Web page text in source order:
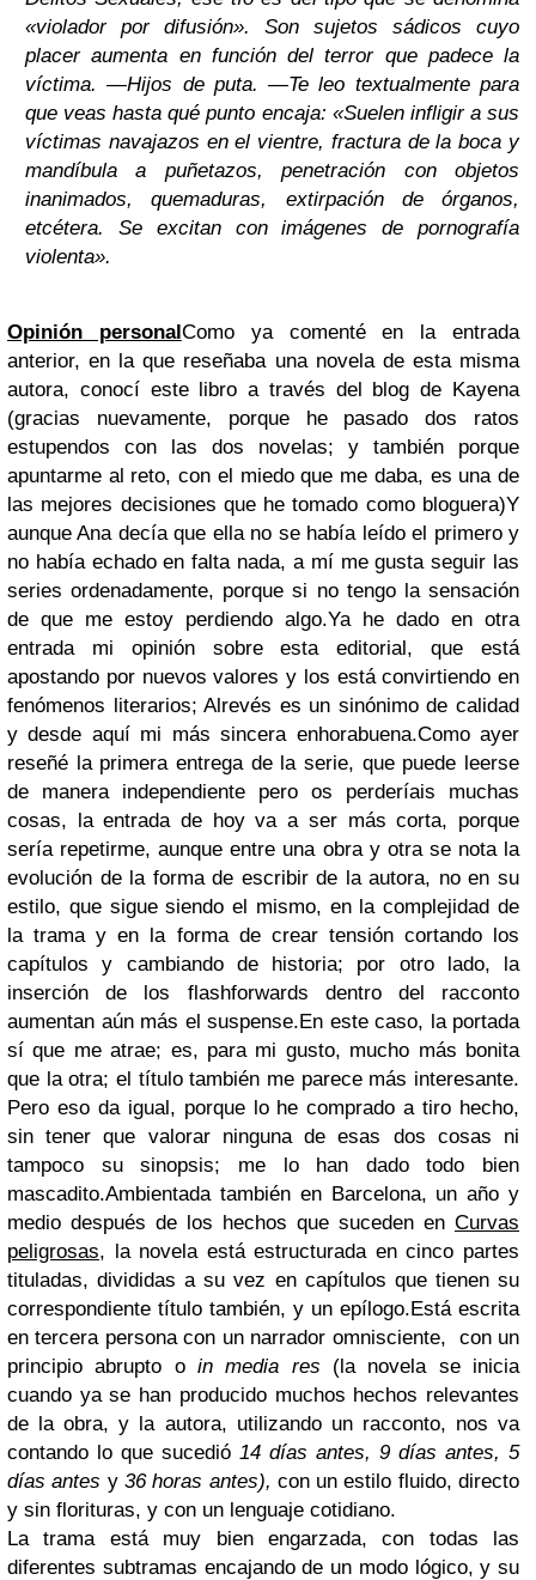
«violador por difusión». Son sujetos sádicos cuyo
placer aumenta en función del terror que padece la
víctima. —Hijos de puta. —Te leo textualmente para
que veas hasta qué punto encaja: «Suelen infligir a sus
víctimas navajazos en el vientre, fractura de la boca y
mandíbula a puñetazos, penetración con objetos
inanimados, quemaduras, extirpación de órganos,
etcétera. Se excitan con imágenes de pornografía
violenta».
Opinión personalComo ya comenté en la entrada
anterior, en la que reseñaba una novela de esta misma
autora, conocí este libro a través del blog de Kayena
(gracias nuevamente, porque he pasado dos ratos
estupendos con las dos novelas; y también porque
apuntarme al reto, con el miedo que me daba, es una de
las mejores decisiones que he tomado como bloguera)Y
aunque Ana decía que ella no se había leído el primero y
no había echado en falta nada, a mí me gusta seguir las
series ordenadamente, porque si no tengo la sensación
de que me estoy perdiendo algo.Ya he dado en otra
entrada mi opinión sobre esta editorial, que está
apostando por nuevos valores y los está convirtiendo en
fenómenos literarios; Alrevés es un sinónimo de calidad
y desde aquí mi más sincera enhorabuena.Como ayer
reseñé la primera entrega de la serie, que puede leerse
de manera independiente pero os perderíais muchas
cosas, la entrada de hoy va a ser más corta, porque
sería repetirme, aunque entre una obra y otra se nota la
evolución de la forma de escribir de la autora, no en su
estilo, que sigue siendo el mismo, en la complejidad de
la trama y en la forma de crear tensión cortando los
capítulos y cambiando de historia; por otro lado, la
inserción de los flashforwards dentro del racconto
aumentan aún más el suspense.En este caso, la portada
sí que me atrae; es, para mi gusto, mucho más bonita
que la otra; el título también me parece más interesante.
Pero eso da igual, porque lo he comprado a tiro hecho,
sin tener que valorar ninguna de esas dos cosas ni
tampoco su sinopsis; me lo han dado todo bien
mascadito.Ambientada también en Barcelona, un año y
medio después de los hechos que suceden en Curvas
peligrosas, la novela está estructurada en cinco partes
tituladas, divididas a su vez en capítulos que tienen su
correspondiente título también, y un epílogo.Está escrita
en tercera persona con un narrador omnisciente, con un
principio abrupto o in media res (la novela se inicia
cuando ya se han producido muchos hechos relevantes
de la obra, y la autora, utilizando un racconto, nos va
contando lo que sucedió 14 días antes, 9 días antes, 5
días antes y 36 horas antes), con un estilo fluido, directo
y sin florituras, y con un lenguaje cotidiano.
La trama está muy bien engarzada, con todas las
diferentes subtramas encajando de un modo lógico, y su